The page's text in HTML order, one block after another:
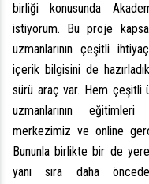
birliği konusunda
istiyorum. Bu proje
uzmanlarının çeşitli
içerik bilgisini de
sürü araç var. Hem çeşitli
uzmanlarının eğitimleri
merkezimiz ve online
Bununla birlikte bir de
yanı sıra daha